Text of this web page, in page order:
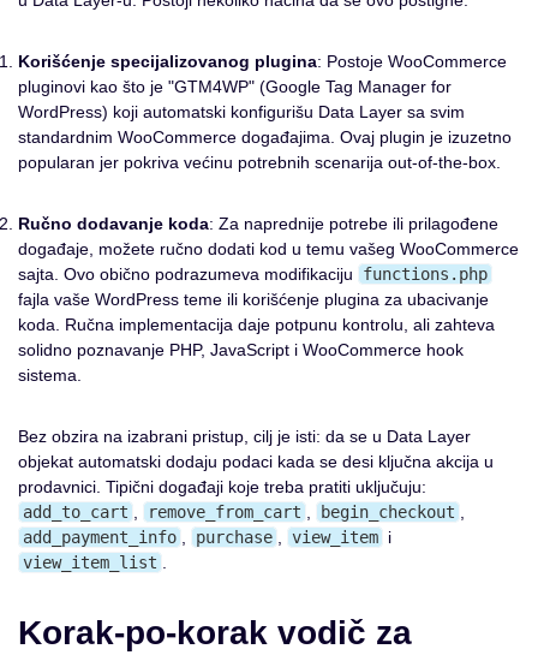
Korišćenje specijalizovanog plugina: Postoje WooCommerce
pluginovi kao što je "GTM4WP" (Google Tag Manager for
WordPress) koji automatski konfigurišu Data Layer sa svim
standardnim WooCommerce događajima. Ovaj plugin je izuzetno
popularan jer pokriva većinu potrebnih scenarija out-of-the-box.
Ručno dodavanje koda: Za naprednije potrebe ili prilagođene
događaje, možete ručno dodati kod u temu vašeg WooCommerce
sajta. Ovo obično podrazumeva modifikaciju
functions.php
fajla vaše WordPress teme ili korišćenje plugina za ubacivanje
koda. Ručna implementacija daje potpunu kontrolu, ali zahteva
solidno poznavanje PHP, JavaScript i WooCommerce hook
sistema.
Bez obzira na izabrani pristup, cilj je isti: da se u Data Layer
objekat automatski dodaju podaci kada se desi ključna akcija u
prodavnici. Tipični događaji koje treba pratiti uključuju:
add_to_cart
remove_from_cart begin_checkout
add_payment_info
purchase view_item i
view_item_list
Korak-po-korak vodič za